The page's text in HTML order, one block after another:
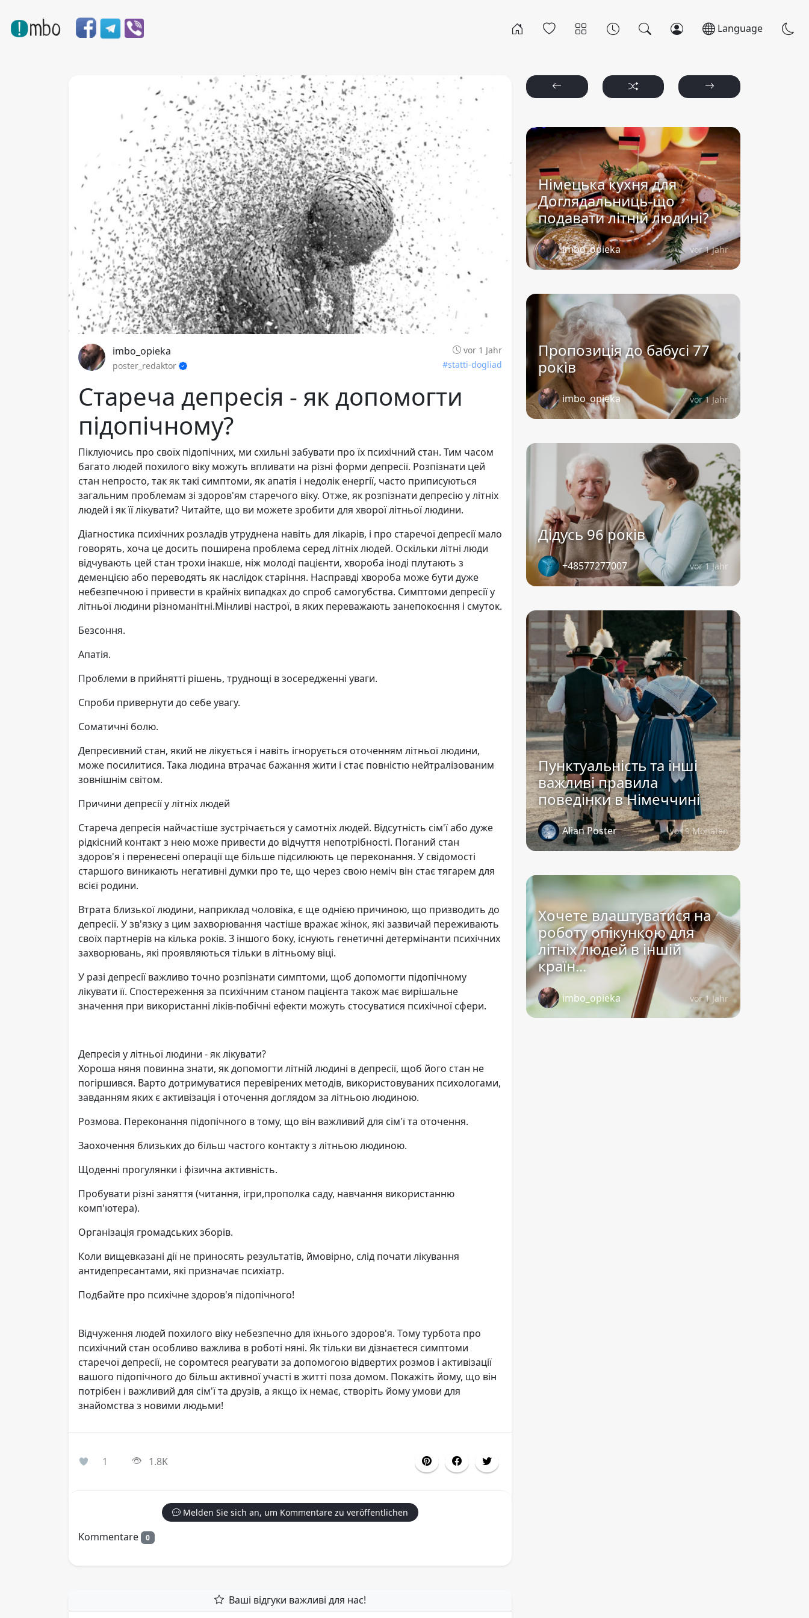
Language
imbo_opieka
vor 1 Jahr
poster_redaktor
#statti-dogliad
Стареча депресія - як допомогти
підопічному?
Піклуючись про своїх підопічних, ми схильні забувати про їх психічний стан. Тим часом
багато людей похилого віку можуть впливати на різні форми депресії. Розпізнати цей
стан непросто, так як такі симптоми, як апатія і недолік енергії, часто приписуються
загальним проблемам зі здоров'ям старечого віку. Отже, як розпізнати депресію у літніх
людей і як її лікувати? Читайте, що ви можете зробити для хворої літньої людини.
Діагностика психічних розладів утруднена навіть для лікарів, і про старечої депресії мало
говорять, хоча це досить поширена проблема серед літніх людей. Оскільки літні люди
відчувають цей стан трохи інакше, ніж молоді пацієнти, хвороба іноді плутають з
деменцією або переводять як наслідок старіння. Насправді хвороба може бути дуже
небезпечною і привести в крайніх випадках до спроб самогубства. Симптоми депресії у
літньої людини різноманітні.Мінливі настрої, в яких переважають занепокоєння і смуток.
Безсоння.
Апатія.
Проблеми в прийнятті рішень, труднощі в зосередженні уваги.
Спроби привернути до себе увагу.
Соматичні болю.
Депресивний стан, який не лікується і навіть ігнорується оточенням літньої людини,
може посилитися. Така людина втрачає бажання жити і стає повністю нейтралізованим
зовнішнім світом.
Причини депресії у літніх людей
Стареча депресія найчастіше зустрічається у самотніх людей. Відсутність сім'ї або дуже
рідкісний контакт з нею може привести до відчуття непотрібності. Поганий стан
здоров'я і перенесені операції ще більше підсилюють це переконання. У свідомості
старшого виникають негативні думки про те, що через свою неміч він стає тягарем для
всієї родини.
Втрата близької людини, наприклад чоловіка, є ще однією причиною, що призводить до
депресії. У зв'язку з цим захворювання частіше вражає жінок, які зазвичай переживають
своїх партнерів на кілька років. З іншого боку, існують генетичні детермінанти психічних
захворювань, які проявляються тільки в літньому віці.
У разі депресії важливо точно розпізнати симптоми, щоб допомогти підопічному
лікувати її. Спостереження за психічним станом пацієнта також має вирішальне
значення при використанні ліків-побічні ефекти можуть стосуватися психічної сфери.
Депресія у літньої людини - як лікувати?
Хороша няня повинна знати, як допомогти літній людині в депресії, щоб його стан не
погіршився. Варто дотримуватися перевірених методів, використовуваних психологами,
завданням яких є активізація і оточення доглядом за літньою людиною.
Розмова. Переконання підопічного в тому, що він важливий для сім'ї та оточення.
Заохочення близьких до більш частого контакту з літньою людиною.
Щоденні прогулянки і фізична активність.
Пробувати різні заняття (читання, ігри,прополка саду, навчання використанню
комп'ютера).
Організація громадських зборів.
Коли вищевказані дії не приносять результатів, ймовірно, слід почати лікування
антидепресантами, які призначає психіатр.
Подбайте про психічне здоров'я підопічного!
Відчуження людей похилого віку небезпечно для їхнього здоров'я. Тому турбота про
психічний стан особливо важлива в роботі няні. Як тільки ви дізнаєтеся симптоми
старечої депресії, не соромтеся реагувати за допомогою відвертих розмов і активізації
вашого підопічного до більш активної участі в житті поза домом. Покажіть йому, що він
потрібен і важливий для сім'ї та друзів, а якщо їх немає, створіть йому умови для
знайомства з новими людьми!
1 1.8K
Melden Sie sich an, um Kommentare zu veröffentlichen
Kommentare 0
Ваші відгуки важливі для нас!
Німецька кухня для
Доглядальниць-що
подавати літній людині?
imbo_opieka vor 1 Jahr
Пропозиція до бабусі 77
років
imbo_opieka vor 1 Jahr
Дідусь 96 років
+48577277007 vor 1 Jahr
Пунктуальність та інші
важливі правила
поведінки в Німеччині
Alian Poster vor 9 Monaten
Хочете влаштуватися на
роботу опікункою для
літніх людей в іншій
країн...
imbo_opieka vor 1 Jahr